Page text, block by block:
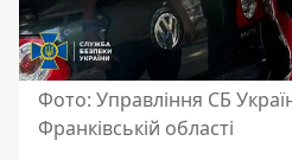
Фото: Управління СБ
Франківській області